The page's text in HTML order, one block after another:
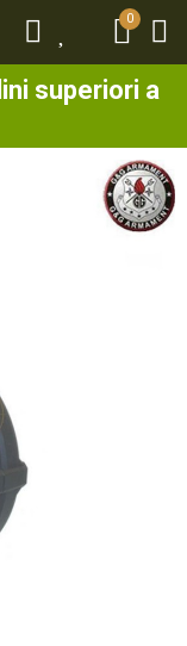
0
superiori a
0